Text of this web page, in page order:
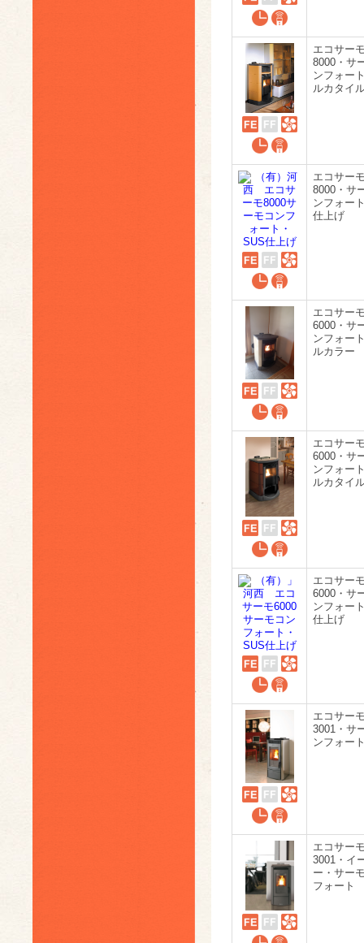
エコサー
8000・サ
ンフォー
ルカタイ
エコサー
8000・サ
ンフォー
仕上げ
エコサー
6000・サ
ンフォー
ルカラー
エコサー
6000・サ
ンフォー
ルカタイ
エコサー
6000・サ
ンフォー
仕上げ
エコサー
3001・サ
ンフォー
エコサー
3001・イ
ー・サー
フォート